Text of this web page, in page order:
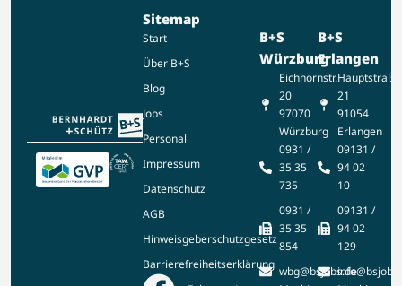
B+S
Erlangen
Hauptstraße
21
91054
Erlangen
09131 /
94 02
10
09131 /
94 02
129
B+S
Würzburg
Eichhornstr.
20
97070
Würzburg
0931 /
35 35
735
0931 /
35 35
854
wbg@bsjobs.de
Sitemap
Start
Über B+S
Blog
Jobs
Personal
Impressum
Datenschutz
AGB
Hinweisgeberschutzgesetz
Barrierefreiheitserklärung